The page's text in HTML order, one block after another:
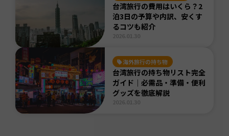
台湾旅行の費用はいくら？2
泊3日の予算や内訳、安くす
るコツも紹介
海外旅行の持ち物
台湾旅行の持ち物リスト完全
ガイド｜必需品・準備・便利
グッズを徹底解説